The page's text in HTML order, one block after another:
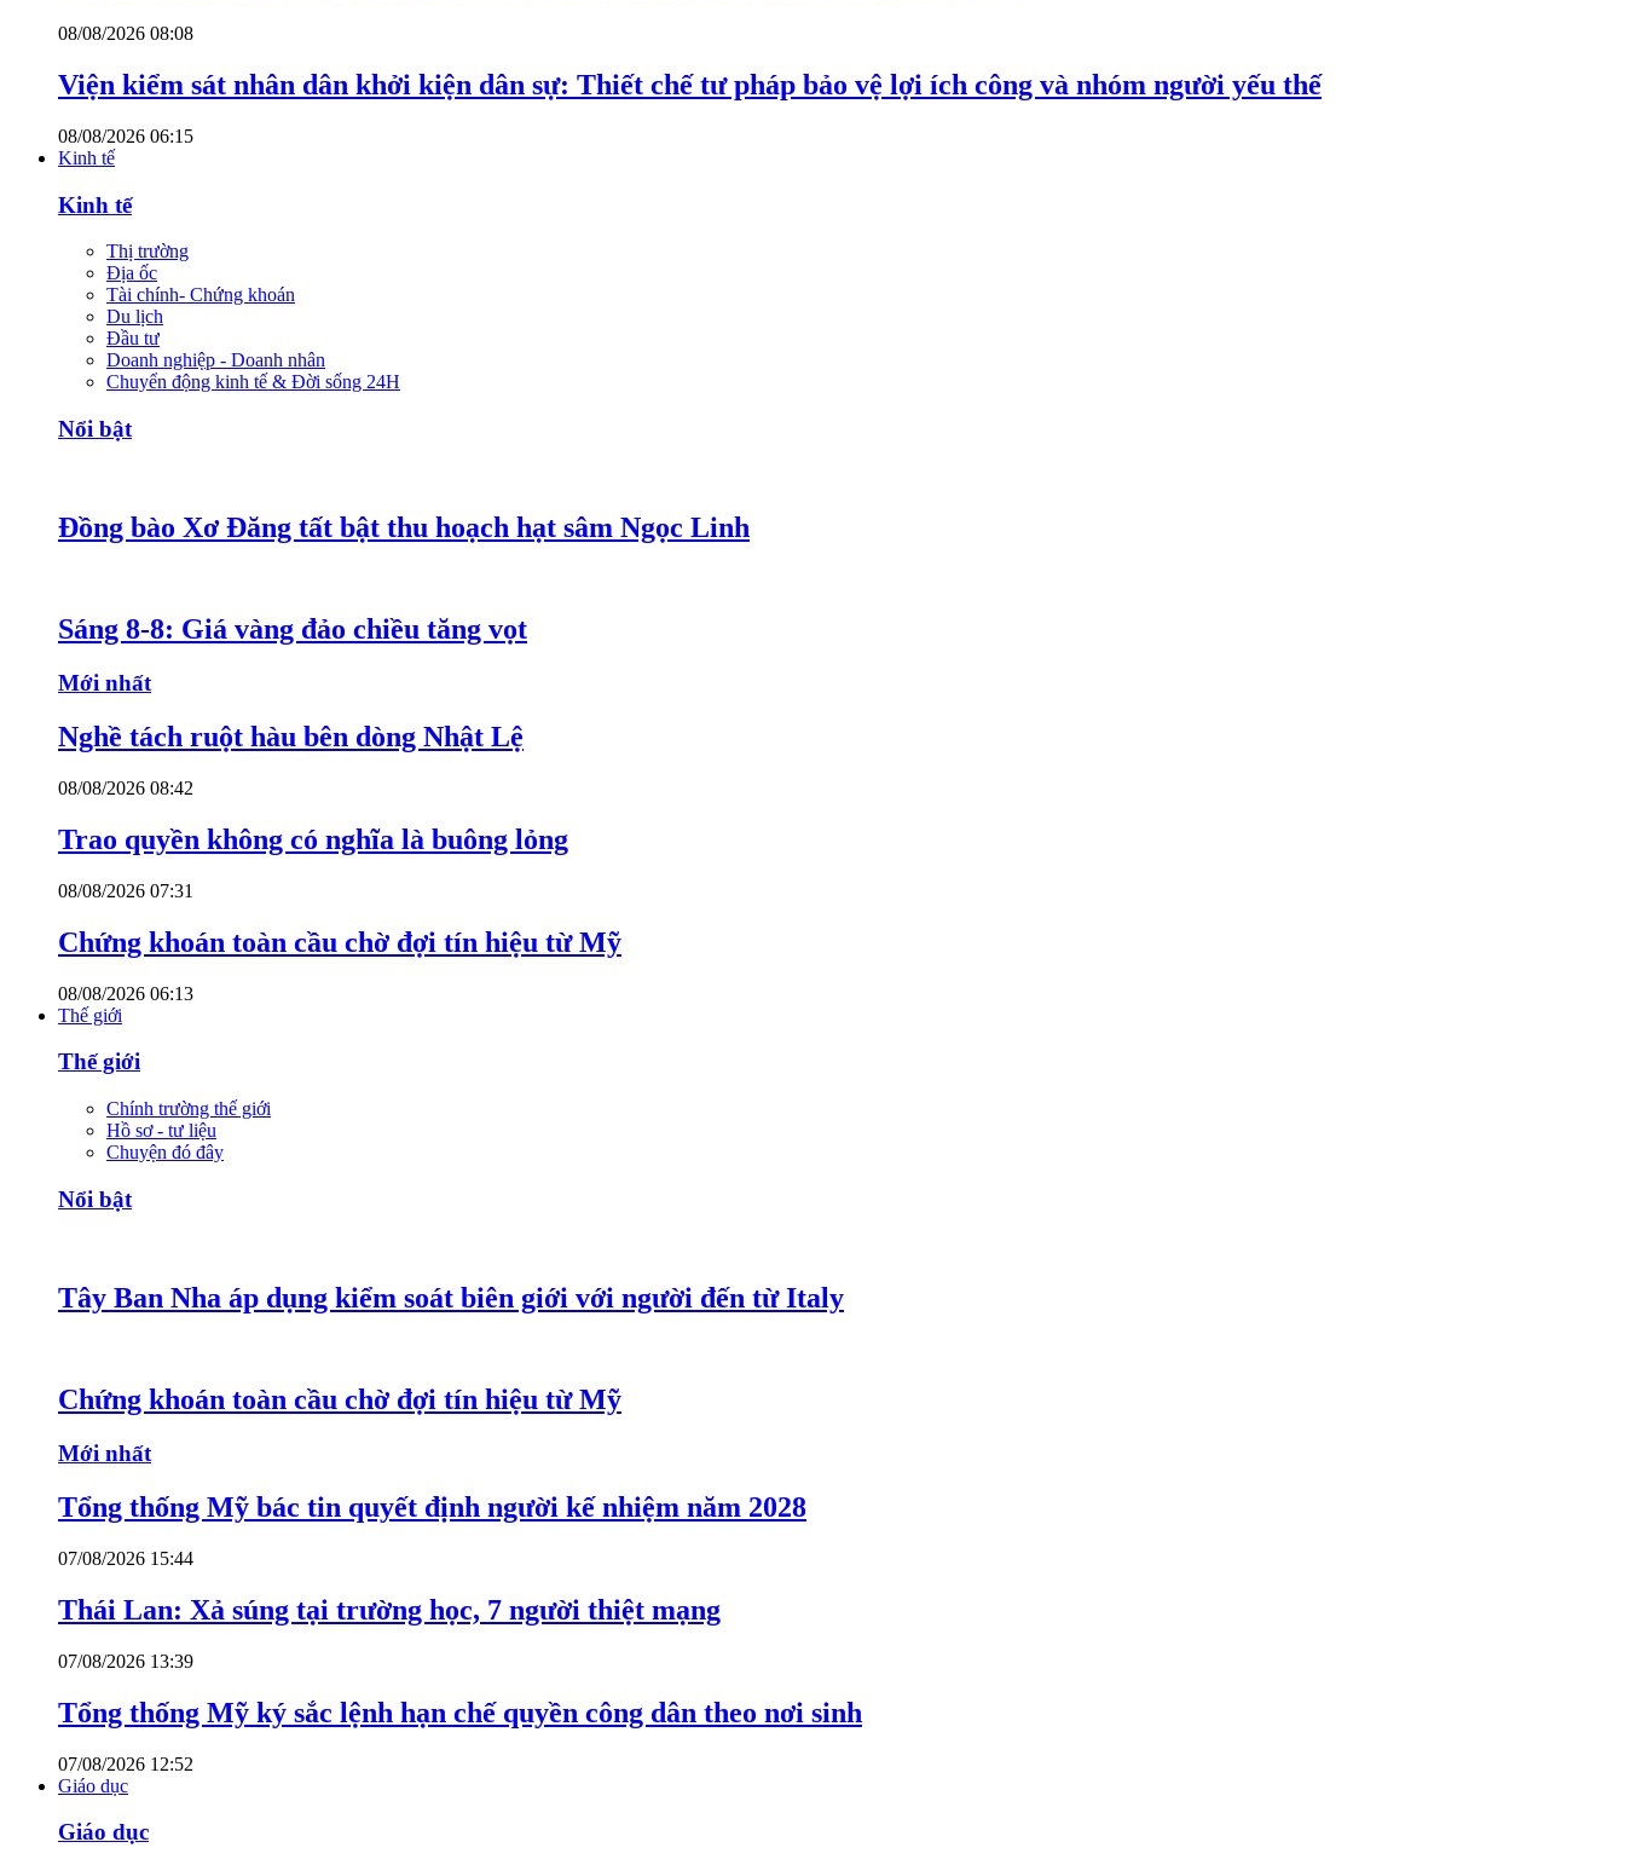
08/08/2026 08:08
Viện kiểm sát nhân dân khởi kiện dân sự: Thiết chế tư pháp bảo vệ lợi ích công và nhóm người yếu thế
08/08/2026 06:15
Kinh tế
Kinh tế
Thị trường
Địa ốc
Tài chính- Chứng khoán
Du lịch
Đầu tư
Doanh nghiệp - Doanh nhân
Chuyển động kinh tế & Đời sống 24H
Nổi bật
Đồng bào Xơ Đăng tất bật thu hoạch hạt sâm Ngọc Linh
Sáng 8-8: Giá vàng đảo chiều tăng vọt
Mới nhất
Nghề tách ruột hàu bên dòng Nhật Lệ
08/08/2026 08:42
Trao quyền không có nghĩa là buông lỏng
08/08/2026 07:31
Chứng khoán toàn cầu chờ đợi tín hiệu từ Mỹ
08/08/2026 06:13
Thế giới
Thế giới
Chính trường thế giới
Hồ sơ - tư liệu
Chuyện đó đây
Nổi bật
Tây Ban Nha áp dụng kiểm soát biên giới với người đến từ Italy
Chứng khoán toàn cầu chờ đợi tín hiệu từ Mỹ
Mới nhất
Tổng thống Mỹ bác tin quyết định người kế nhiệm năm 2028
07/08/2026 15:44
Thái Lan: Xả súng tại trường học, 7 người thiệt mạng
07/08/2026 13:39
Tổng thống Mỹ ký sắc lệnh hạn chế quyền công dân theo nơi sinh
07/08/2026 12:52
Giáo dục
Giáo dục